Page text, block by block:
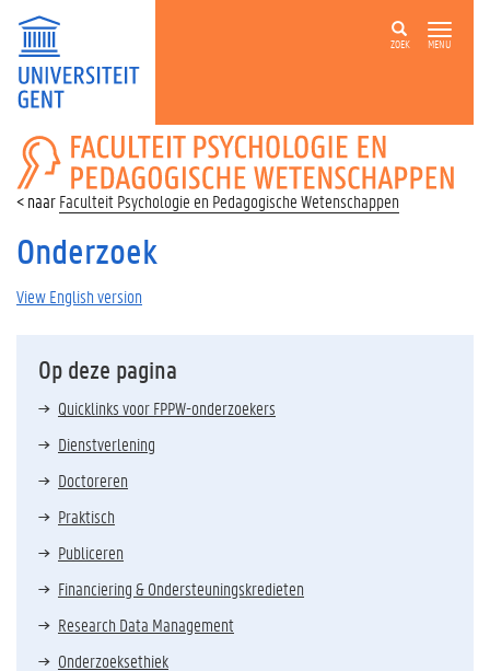
ZOEK MENU
FACULTEIT
PSYCHOLOGIE
EN
PEDAGOGISCHE
Faculteit Psychologie en Pedagogische Wetenschappen
Onderzoek
View English version
Op deze pagina
Quicklinks voor FPPW-onderzoekers
Dienstverlening
Doctoreren
Praktisch
Publiceren
Financiering & Ondersteuningskredieten
Research Data Management
Onderzoeksethiek